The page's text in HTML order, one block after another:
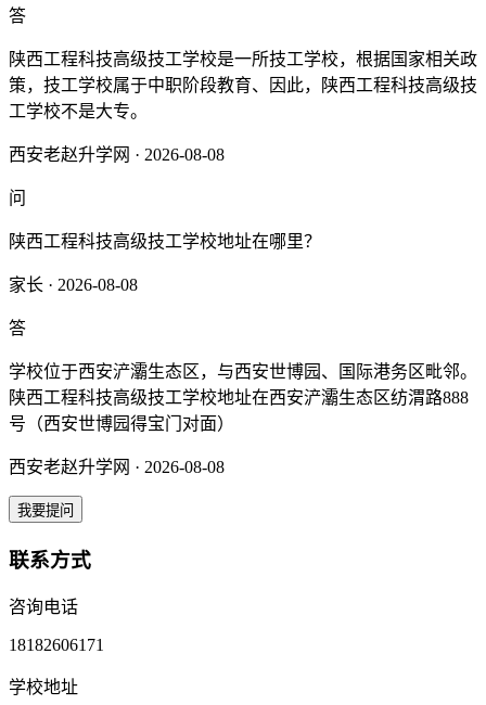
答
陕西工程科技高级技工学校是一所技工学校，根据国家相关政
策，技工学校属于中职阶段教育、因此，陕西工程科技高级技
工学校不是大专。
西安老赵升学网 · 2026-08-08
问
陕西工程科技高级技工学校地址在哪里？
家长 · 2026-08-08
答
学校位于西安浐灞生态区，与西安世博园、国际港务区毗邻。
陕西工程科技高级技工学校地址在西安浐灞生态区纺渭路888
号（西安世博园得宝门对面）
西安老赵升学网 · 2026-08-08
我要提问
联系方式
咨询电话
18182606171
学校地址